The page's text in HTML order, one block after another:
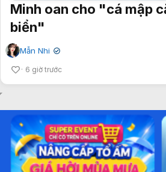
Minh oan cho "cá mập
biển"
Mẫn Nhi ✔
6 giờ trước